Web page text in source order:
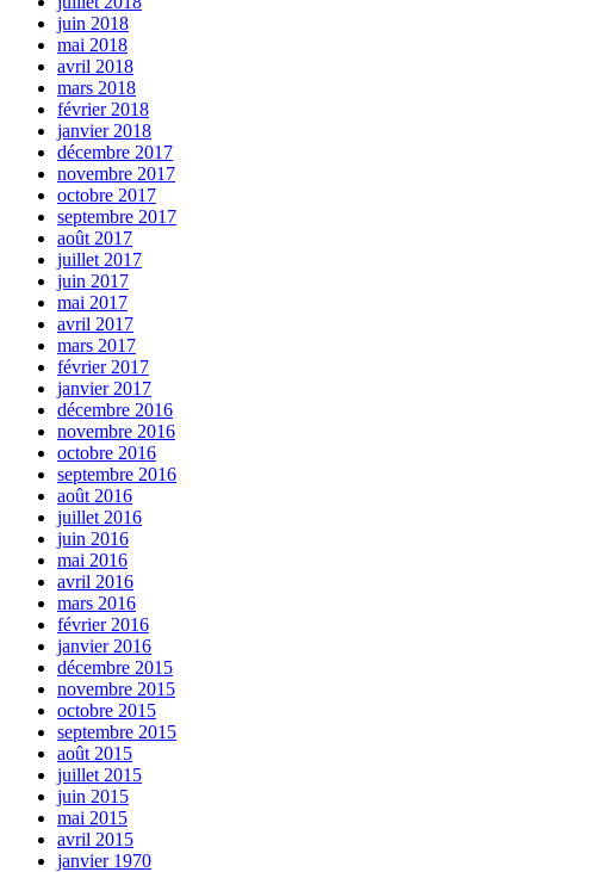
juin 2018
mai 2018
avril 2018
mars 2018
février 2018
janvier 2018
décembre 2017
novembre 2017
octobre 2017
septembre 2017
août 2017
juillet 2017
juin 2017
mai 2017
avril 2017
mars 2017
février 2017
janvier 2017
décembre 2016
novembre 2016
octobre 2016
septembre 2016
août 2016
juillet 2016
juin 2016
mai 2016
avril 2016
mars 2016
février 2016
janvier 2016
décembre 2015
novembre 2015
octobre 2015
septembre 2015
août 2015
juillet 2015
juin 2015
mai 2015
avril 2015
janvier 1970